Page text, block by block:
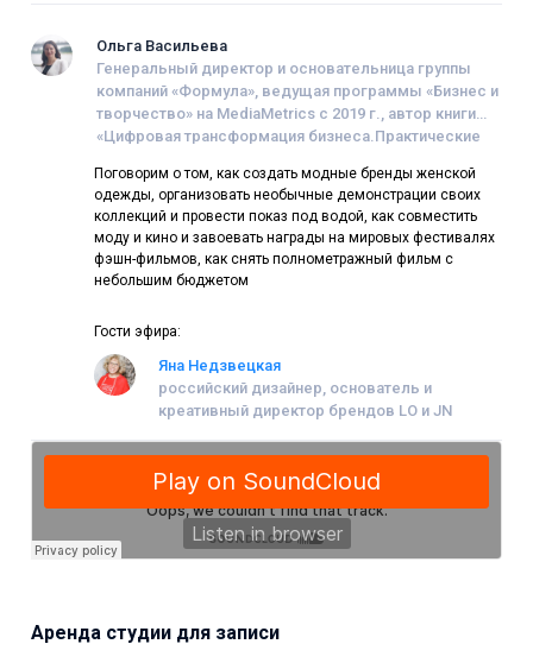
Ольга Васильева
Генеральный директор и основательница группы
компаний «Формула», ведущая программы «Бизнес и
творчество» на MediaMetrics с 2019 г., автор книги
«Цифровая трансформация бизнеса.Практические
Поговорим о том, как создать модные бренды женской
одежды, организовать необычные демонстрации своих
коллекций и провести показ под водой, как совместить
моду и кино и завоевать награды на мировых фестивалях
фэшн-фильмов, как снять полнометражный фильм с
небольшим бюджетом
Гости эфира:
Яна Недзвецкая
российский дизайнер, основатель и
креативный директор брендов LO и JN
Аренда студии для записи